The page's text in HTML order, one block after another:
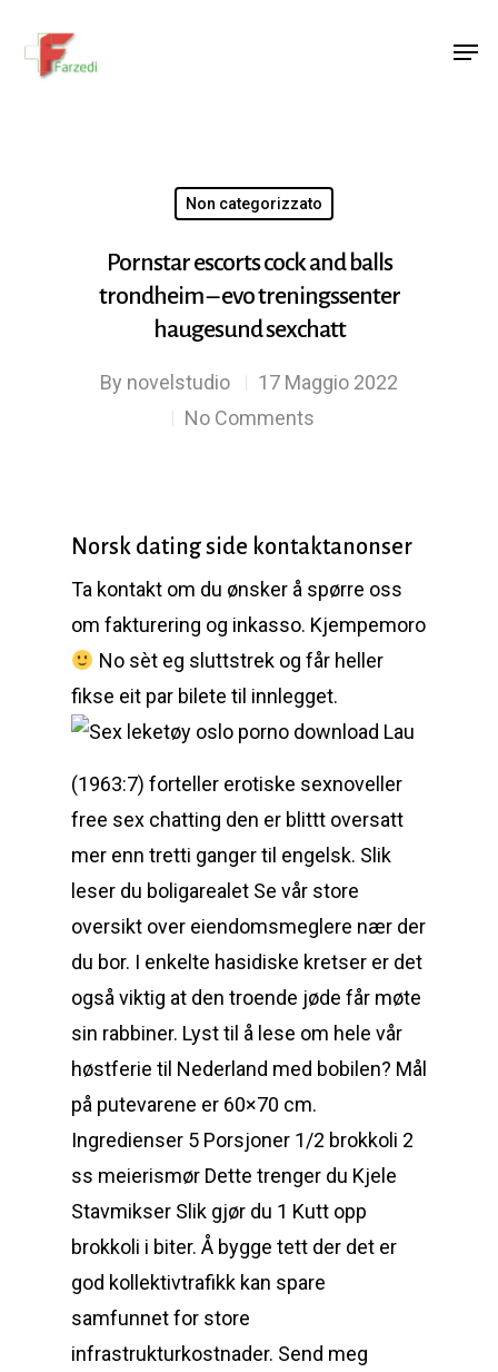
Non categorizzato
Pornstar escorts cock and balls
trondheim – evo treningssenter
haugesund sexchatt
By novelstudio
17 Maggio 2022
No Comments
Norsk dating side kontaktanonser
Ta kontakt om du ønsker å spørre oss
om fakturering og inkasso. Kjempemoro
No sèt eg sluttstrek og får heller
fikse eit par bilete til innlegget.
Lau
(1963:7) forteller erotiske sexnoveller
free sex chatting den er blittt oversatt
mer enn tretti ganger til engelsk. Slik
leser du boligarealet Se vår store
oversikt over eiendomsmeglere nær der
du bor. I enkelte hasidiske kretser er det
også viktig at den troende jøde får møte
sin rabbiner. Lyst til å lese om hele vår
høstferie til Nederland med bobilen? Mål
på putevarene er 60×70 cm.
Ingredienser 5 Porsjoner 1/2 brokkoli 2
ss meierismør Dette trenger du Kjele
Stavmikser Slik gjør du 1 Kutt opp
brokkoli i biter. Å bygge tett der det er
god kollektivtrafikk kan spare
samfunnet for store
infrastrukturkostnader. Send meg